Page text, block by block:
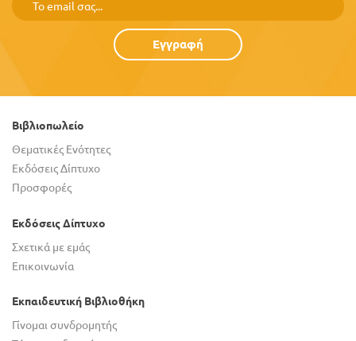
Εγγραφή
Βιβλιοπωλείο
Θεματικές Ενότητες
Εκδόσεις Δίπτυχο
Προσφορές
Εκδόσεις Δίπτυχο
Σχετικά με εμάς
Επικοινωνία
Εκπαιδευτική Βιβλιοθήκη
Γίνομαι συνδρομητής